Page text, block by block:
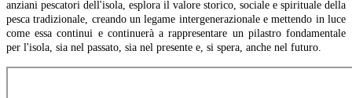
anziani pescatori dell'isola, esplora il valore storico, sociale e spirituale della
pesca tradizionale, creando un legame intergenerazionale e mettendo in luce
come essa continui e continuerà a rappresentare un pilastro fondamentale
per l'isola, sia nel passato, sia nel presente e, si spera, anche nel futuro.